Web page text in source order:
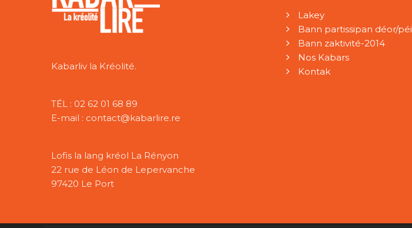
Kabarliv la Kréolité.
TÉL : 02 62 01 68 89
E-mail : contact@kabarlire.re
Lofis la lang kréol La Rényon
22 rue de Léon de Lepervanche
97420 Le Port
Lakey
Bann partissipan déor/péi
Bann zaktivité-2014
Nos Kabars
Kontak